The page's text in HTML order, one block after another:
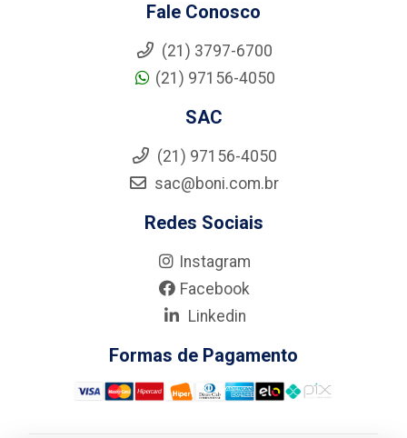
Fale Conosco
(21) 3797-6700
(21) 97156-4050
SAC
(21) 97156-4050
sac@boni.com.br
Redes Sociais
Instagram
Facebook
Linkedin
Formas de Pagamento